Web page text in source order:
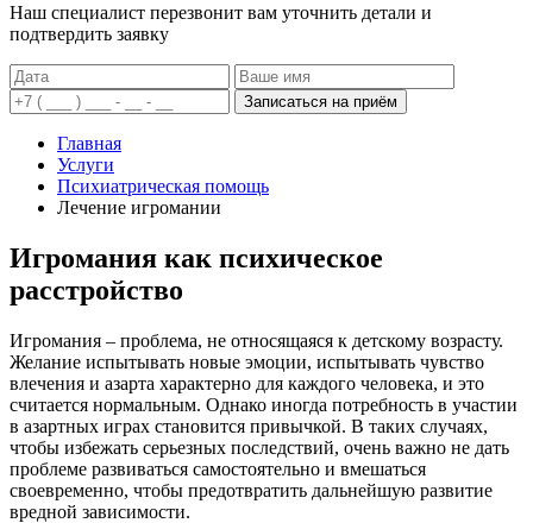
Наш специалист перезвонит вам уточнить детали и
подтвердить заявку
Записаться на приём
Главная
Услуги
Психиатрическая помощь
Лечение игромании
Игромания как психическое
расстройство
Игромания – проблема, не относящаяся к детскому возрасту.
Желание испытывать новые эмоции, испытывать чувство
влечения и азарта характерно для каждого человека, и это
считается нормальным. Однако иногда потребность в участии
в азартных играх становится привычкой. В таких случаях,
чтобы избежать серьезных последствий, очень важно не дать
проблеме развиваться самостоятельно и вмешаться
своевременно, чтобы предотвратить дальнейшую развитие
вредной зависимости.